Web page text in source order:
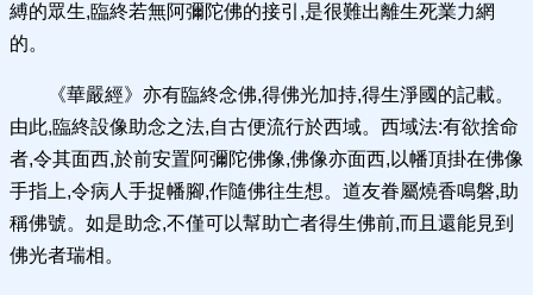
縛的眾生,臨終若無阿彌陀佛的接引,是很難出離生死業力網
的。
《華嚴經》亦有臨終念佛,得佛光加持,得生淨國的記載。
由此,臨終設像助念之法,自古便流行於西域。西域法:有欲捨命
者,令其面西,於前安置阿彌陀佛像,佛像亦面西,以幡頂掛在佛像
手指上,令病人手捉幡腳,作隨佛往生想。道友眷屬燒香鳴磐,助
稱佛號。如是助念,不僅可以幫助亡者得生佛前,而且還能見到
佛光者瑞相。